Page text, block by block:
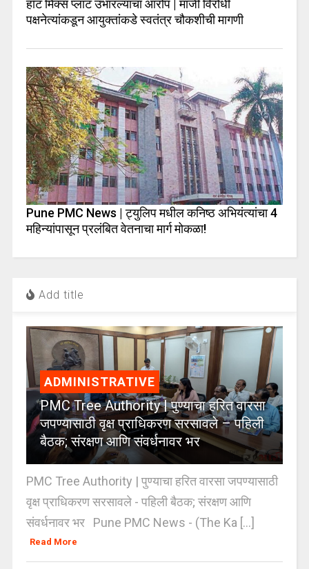
हॉट मिक्स प्लांट उभारल्याचा आरोप | माजी विरोधी
पक्षनेत्यांकडून आयुक्तांकडे स्वतंत्र चौकशीची मागणी
Pune PMC News | ट्युलिप मधील कनिष्ठ अभियंत्यांचा 4
महिन्यांपासून प्रलंबित वेतनाचा मार्ग मोकळा!
Add title
ADMINISTRATIVE
PMC Tree Authority | पुण्याचा हरित वारसा
जपण्यासाठी वृक्ष प्राधिकरण सरसावले – पहिली
बैठक; संरक्षण आणि संवर्धनावर भर
PMC Tree Authority | पुण्याचा हरित वारसा जपण्यासाठी
वृक्ष प्राधिकरण सरसावले - पहिली बैठक; संरक्षण आणि
संवर्धनावर भर Pune PMC News - (The Ka [...]
Read More